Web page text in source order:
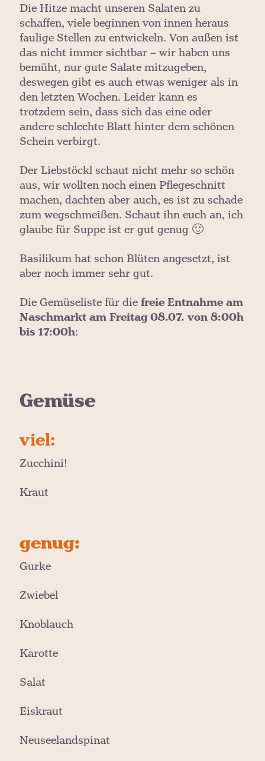
Die Hitze macht unseren Salaten zu
schaffen, viele beginnen von innen heraus
faulige Stellen zu entwickeln. Von außen ist
das nicht immer sichtbar – wir haben uns
bemüht, nur gute Salate mitzugeben,
deswegen gibt es auch etwas weniger als in
den letzten Wochen. Leider kann es
trotzdem sein, dass sich das eine oder
andere schlechte Blatt hinter dem schönen
Schein verbirgt.
Der Liebstöckl schaut nicht mehr so schön
aus, wir wollten noch einen Pflegeschnitt
machen, dachten aber auch, es ist zu schade
zum wegschmeißen. Schaut ihn euch an, ich
glaube für Suppe ist er gut genug 🙂
Basilikum hat schon Blüten angesetzt, ist
aber noch immer sehr gut.
Die Gemüseliste für diefreie Entnahme am
Naschmarkt am Freitag 08.07. von 8:00h
bis 17:00h:
Gemüse
viel:
Zucchini!
Kraut
genug:
Gurke
Zwiebel
Knoblauch
Karotte
Salat
Eiskraut
Neuseelandspinat